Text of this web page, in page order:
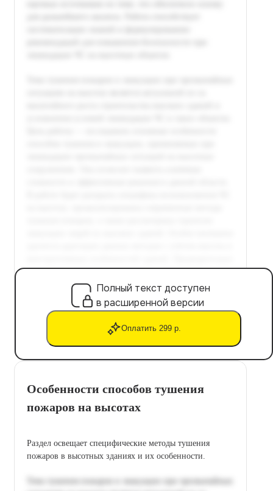
Полный текст доступен
в расширенной версии
Оплатить 299 р.
Особенности способов тушения
пожаров на высотах
Раздел освещает специфические методы тушения
пожаров в высотных зданиях и их особенности.